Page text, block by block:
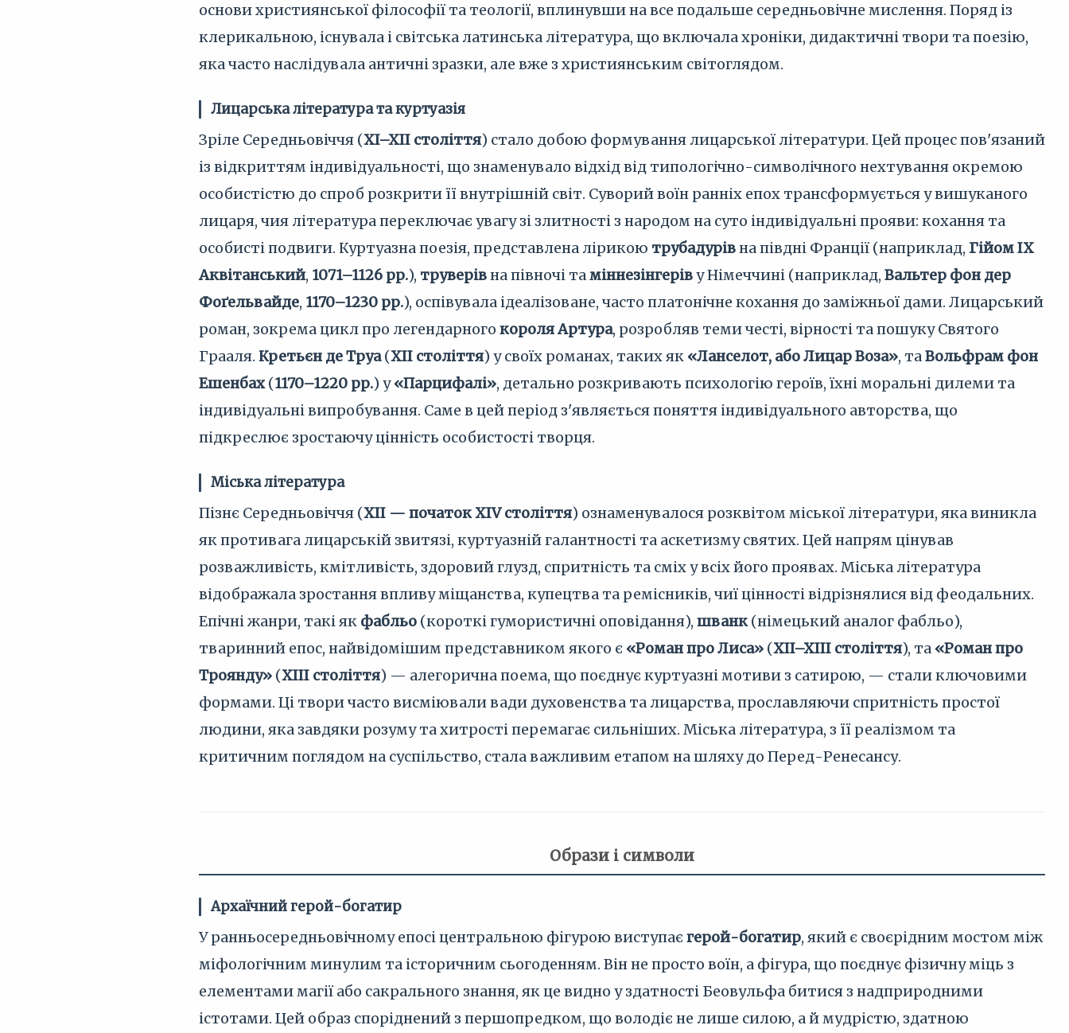
основи християнської філософії та теології, вплинувши на все подальше середньовічне мислення. Поряд із
клерикальною, існувала і світська латинська література, що включала хроніки, дидактичні твори та поезію,
яка часто наслідувала античні зразки, але вже з християнським світоглядом.
Лицарська література та куртуазія
Зріле Середньовіччя (XI–XII століття) стало добою формування лицарської літератури. Цей процес пов'язаний
із відкриттям індивідуальності, що знаменувало відхід від типологічно-символічного нехтування окремою
особистістю до спроб розкрити її внутрішній світ. Суворий воїн ранніх епох трансформується у вишуканого
лицаря, чия література переключає увагу зі злитності з народом на суто індивідуальні прояви: кохання та
особисті подвиги. Куртуазна поезія, представлена лірикою трубадурівна півдні Франції (наприклад, Гійом IX
Аквітанський, 1071–1126 рр.), труверівна півночі таміннезінгеріву Німеччині (наприклад, Вальтер фон дер
Фоґельвайде, 1170–1230 рр.), оспівувала ідеалізоване, часто платонічне кохання до заміжньої дами. Лицарський
роман, зокрема цикл про легендарного короля Артура, розробляв теми честі, вірності та пошуку Святого
Грааля. Кретьєн де Труа(XII століття) у своїх романах, таких як «Ланселот, або Лицар Воза», таВольфрам фон
Ешенбах(1170–1220 рр.) у«Парцифалі», детально розкривають психологію героїв, їхні моральні дилеми та
індивідуальні випробування. Саме в цей період з'являється поняття індивідуального авторства, що
підкреслює зростаючу цінність особистості творця.
Міська література
Пізнє Середньовіччя (XII — початок XIV століття) ознаменувалося розквітом міської літератури, яка виникла
як противага лицарській звитязі, куртуазній галантності та аскетизму святих. Цей напрям цінував
розважливість, кмітливість, здоровий глузд, спритність та сміх у всіх його проявах. Міська література
відображала зростання впливу міщанства, купецтва та ремісників, чиї цінності відрізнялися від феодальних.
Епічні жанри, такі як фабльо (короткі гумористичні оповідання), шванк(німецький аналог фабльо),
тваринний епос, найвідомішим представником якого є «Роман про Лиса» (XII–XIII століття), та «Роман про
Троянду» (XIII століття) — алегорична поема, що поєднує куртуазні мотиви з сатирою, — стали ключовими
формами. Ці твори часто висміювали вади духовенства та лицарства, прославляючи спритність простої
людини, яка завдяки розуму та хитрості перемагає сильніших. Міська література, з її реалізмом та
критичним поглядом на суспільство, стала важливим етапом на шляху до Перед-Ренесансу.
Образи і символи
Архаїчний герой-богатир
У ранньосередньовічному епосі центральною фігурою виступає герой-богатир, який є своєрідним мостом між
міфологічним минулим та історичним сьогоденням. Він не просто воїн, а фігура, що поєднує фізичну міць з
елементами магії або сакрального знання, як це видно у здатності Беовульфа битися з надприродними
істотами. Цей образ споріднений з першопредком, що володіє не лише силою, а й мудрістю, здатною